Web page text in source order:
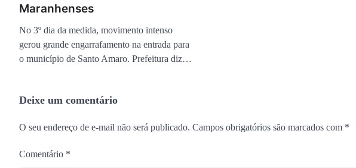
Maranhenses
No 3º dia da medida, movimento intenso
gerou grande engarrafamento na entrada para
o município de Santo Amaro. Prefeitura diz…
Deixe um comentário
O seu endereço de e-mail não será publicado. Campos obrigatórios são marcados com *
Comentário *